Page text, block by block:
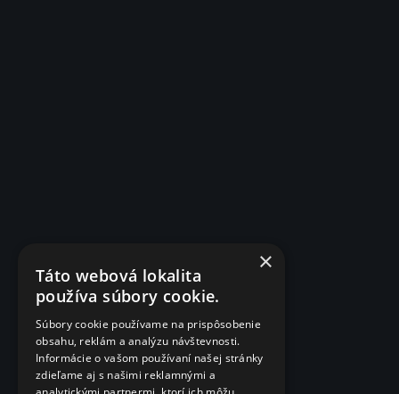
×
Táto webová lokalita
používa súbory cookie.
Súbory cookie používame na prispôsobenie
obsahu, reklám a analýzu návštevnosti.
Informácie o vašom používaní našej stránky
zdieľame aj s našimi reklamnými a